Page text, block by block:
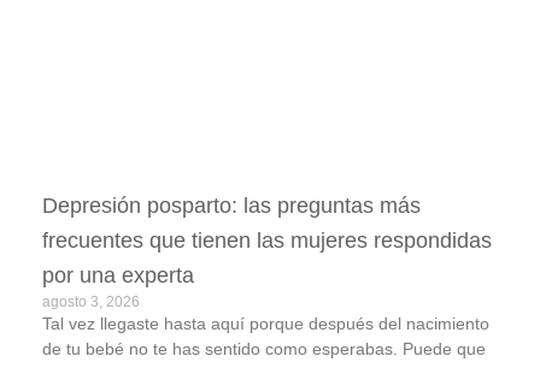
Depresión posparto: las preguntas más
frecuentes que tienen las mujeres respondidas
por una experta
agosto 3, 2026
Tal vez llegaste hasta aquí porque después del nacimiento
de tu bebé no te has sentido como esperabas. Puede que